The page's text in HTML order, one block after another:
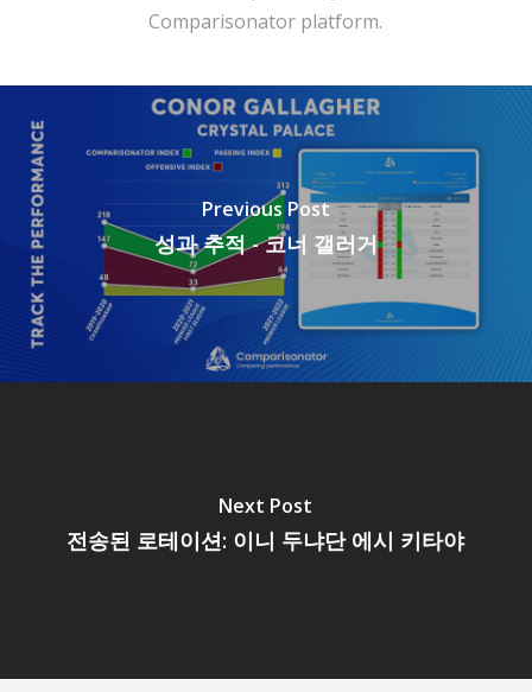
Comparisonator platform.
Previous Post
성과 추적 - 코너 갤러거
Next Post
전송된 로테이션: 이니 두냐단 에시 키타야